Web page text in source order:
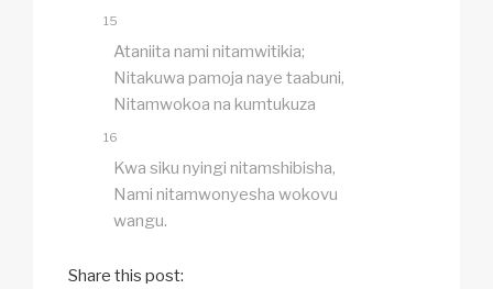
15
Ataniita nami nitamwitikia;
Nitakuwa pamoja naye taabuni,
Nitamwokoa na kumtukuza
16
Kwa siku nyingi nitamshibisha,
Nami nitamwonyesha wokovu
wangu.
Share this post: